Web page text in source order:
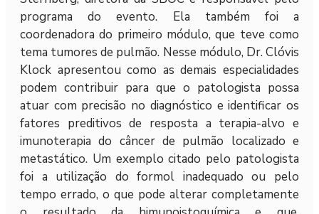
programa do evento. Ela também foi a
coordenadora do primeiro módulo, que teve como
tema tumores de pulmão. Nesse módulo, Dr. Clóvis
Klock apresentou como as demais especialidades
podem contribuir para que o patologista possa
atuar com precisão no diagnóstico e identificar os
fatores preditivos de resposta a terapia-alvo e
imunoterapia do câncer de pulmão localizado e
metastático. Um exemplo citado pelo patologista
foi a utilização do formol inadequado ou pelo
tempo errado, o que pode alterar completamente